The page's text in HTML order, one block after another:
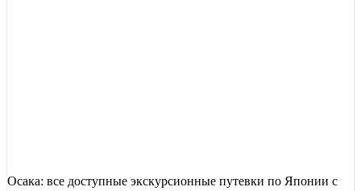
Осака: все доступные экскурсионные путевки по Японии с